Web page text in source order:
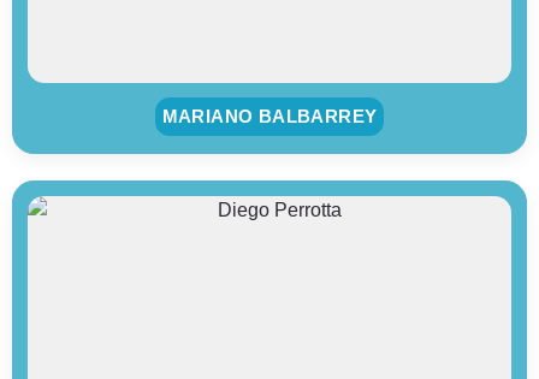
MARIANO BALBARREY